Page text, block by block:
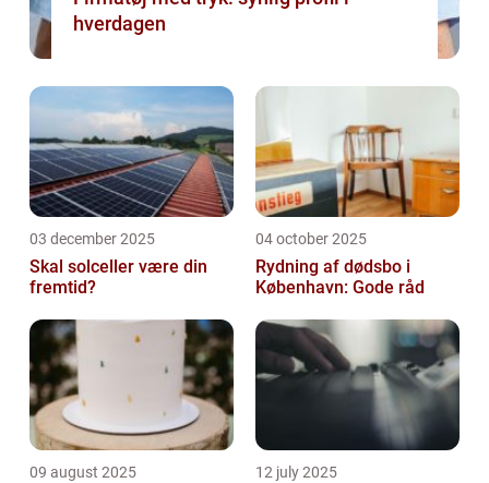
hverdagen
03 december 2025
Skal solceller være din
fremtid?
04 october 2025
Rydning af dødsbo i
København: Gode råd
09 august 2025 12 july 2025